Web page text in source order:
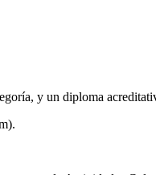
y un diploma